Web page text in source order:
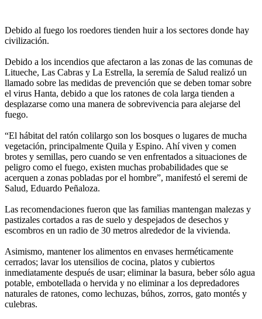
Debido al fuego los roedores tienden huir a los sectores donde hay
civilización.
Debido a los incendios que afectaron a las zonas de las comunas de
Litueche, Las Cabras y La Estrella, la seremía de Salud realizó un
llamado sobre las medidas de prevención que se deben tomar sobre
el virus Hanta, debido a que los ratones de cola larga tienden a
desplazarse como una manera de sobrevivencia para alejarse del
fuego.
“El hábitat del ratón colilargo son los bosques o lugares de mucha
vegetación, principalmente Quila y Espino. Ahí viven y comen
brotes y semillas, pero cuando se ven enfrentados a situaciones de
peligro como el fuego, existen muchas probabilidades que se
acerquen a zonas pobladas por el hombre”, manifestó el seremi de
Salud, Eduardo Peñaloza.
Las recomendaciones fueron que las familias mantengan malezas y
pastizales cortados a ras de suelo y despejados de desechos y
escombros en un radio de 30 metros alrededor de la vivienda.
Asimismo, mantener los alimentos en envases herméticamente
cerrados; lavar los utensilios de cocina, platos y cubiertos
inmediatamente después de usar; eliminar la basura, beber sólo agua
potable, embotellada o hervida y no eliminar a los depredadores
naturales de ratones, como lechuzas, búhos, zorros, gato montés y
culebras.